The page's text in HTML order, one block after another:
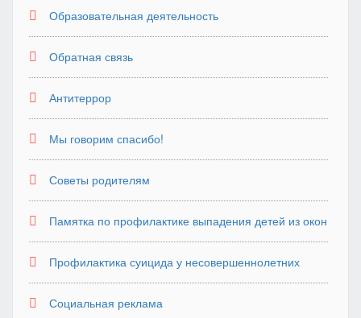
Образовательная деятельность
Обратная связь
Антитеррор
Мы говорим спасибо!
Советы родителям
Памятка по профилактике выпадения детей из окон
Профилактика суицида у несовершеннолетних
Социальная реклама